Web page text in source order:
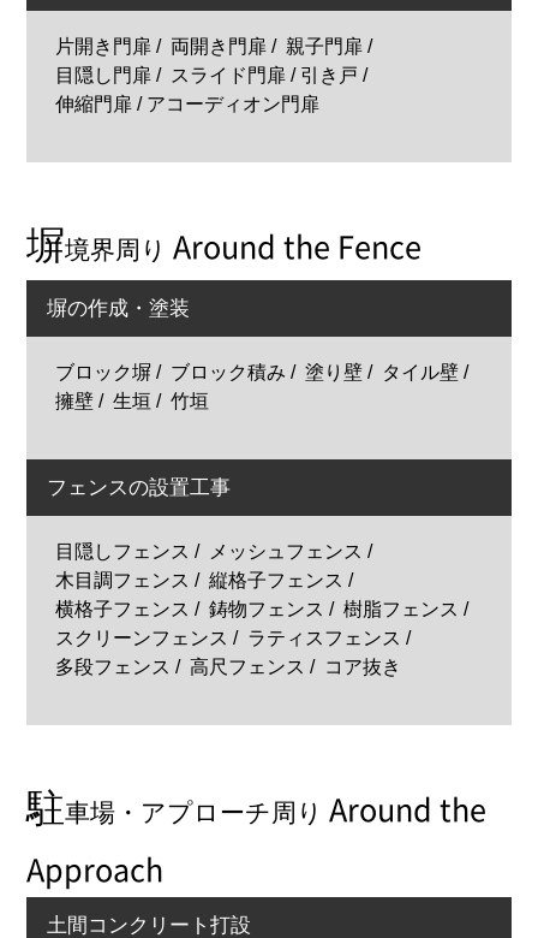
片開き門扉 両開き門扉
親子門扉
目隠し門扉
スライド門扉 / 引き戸
伸縮門扉 / アコーディオン門扉
塀境界周りAround the Fence
塀の作成・塗装
ブロック塀 ブロック積み 塗り壁
タイル壁
擁壁
生垣 竹垣
フェンスの設置工事
目隠しフェンス
メッシュフェンス
木目調フェンス
縦格子フェンス
横格子フェンス
鋳物フェンス
樹脂フェンス
スクリーンフェンス
ラティスフェンス
多段フェンス
高尺フェンス コア抜き
駐車場・アプローチ周りAround the
Approach
土間コンクリート打設